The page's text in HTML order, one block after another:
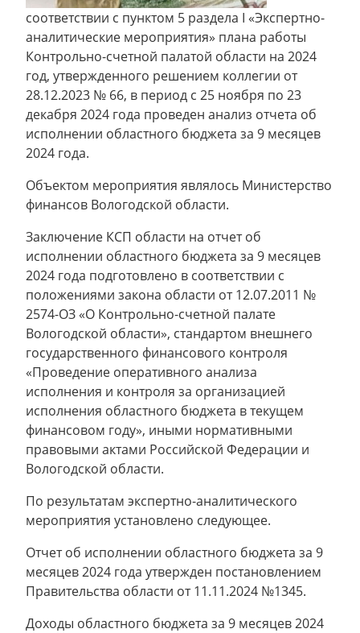
соответствии с пунктом 5 раздела I «Экспертно-
аналитические мероприятия» плана работы
Контрольно-счетной палатой области на 2024
год, утвержденного решением коллегии от
28.12.2023 № 66, в период с 25 ноября по 23
декабря 2024 года проведен анализ отчета об
исполнении областного бюджета за 9 месяцев
2024 года.
Объектом мероприятия являлось Министерство
финансов Вологодской области.
Заключение КСП области на отчет об
исполнении областного бюджета за 9 месяцев
2024 года подготовлено в соответствии с
положениями закона области от 12.07.2011 №
2574-ОЗ «О Контрольно-счетной палате
Вологодской области», стандартом внешнего
государственного финансового контроля
«Проведение оперативного анализа
исполнения и контроля за организацией
исполнения областного бюджета в текущем
финансовом году», иными нормативными
правовыми актами Российской Федерации и
Вологодской области.
По результатам экспертно-аналитического
мероприятия установлено следующее.
Отчет об исполнении областного бюджета за 9
месяцев 2024 года утвержден постановлением
Правительства области от 11.11.2024 №1345.
Доходы областного бюджета за 9 месяцев 2024